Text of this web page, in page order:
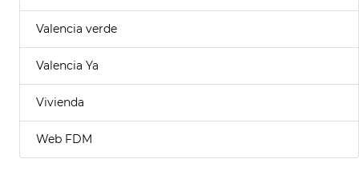
Valencia verde
Valencia Ya
Vivienda
Web FDM